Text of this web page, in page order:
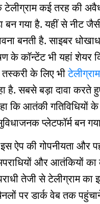
कई तरह की
बन गया है. यहीं से नीट
बनती है. साइबर
के कॉन्टेंट भी यहां शेयर
के लिए भीटेलीग्राम
है. सबसे बड़ा दावा करते
कि आतंकी गतिविधियों
प्लेटफॉर्म बन
ऐप की गोपनीयता और
और आतंकियों
तेजी से टेलीग्राम का
पर डार्क वेब तक